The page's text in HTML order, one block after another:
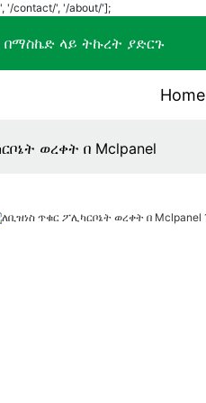
'/contact/', '/about/'];
በማስኬድ ላይ ትኩረት ያድርጉ
Home
ወረቀት በ Mclpanel